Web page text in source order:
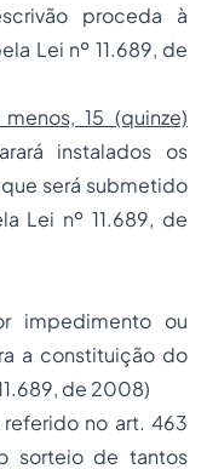
proceda à
Lei nº 11.689, de
15 (quinze)
instalados os
será submetido
Lei nº 11.689, de
impedimento ou
a constituição do
de 2008)
no art. 463
sorteio de tantos